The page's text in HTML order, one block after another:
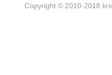
Copyright © 2010-2018